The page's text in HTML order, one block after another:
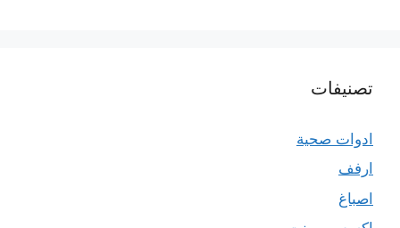
تصنيفات
ادوات صحية
ارفف
اصباغ